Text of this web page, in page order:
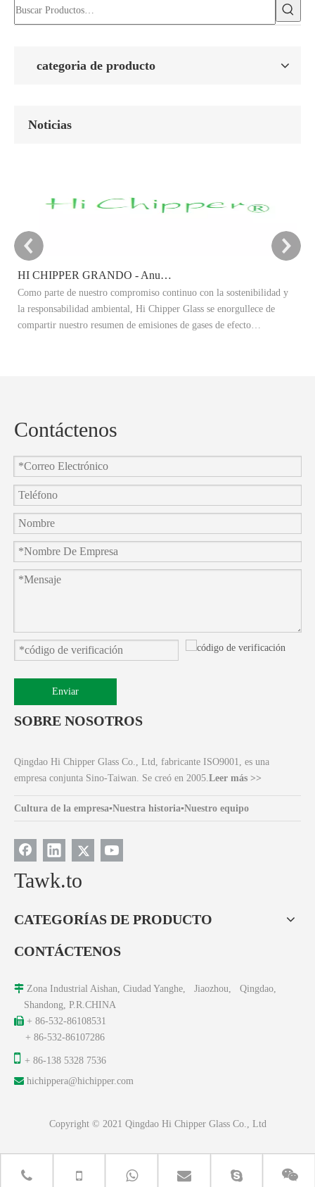
categoria de producto
Noticias
HI CHIPPER GRANDO - Anuncio del objetivo de reducción de carbono 2025
Como parte de nuestro compromiso continuo con la sostenibilidad y
la responsabilidad ambiental, Hi Chipper Glass se enorgullece de
compartir nuestro resumen de emisiones de gases de efecto
Contáctenos
Enviar
SOBRE NOSOTROS
Qingdao Hi Chipper Glass Co., Ltd, fabricante ISO9001, es una
empresa conjunta Sino-Taiwan. Se creó en 2005.Leer más >>
Cultura de la empresa▪Nuestra historia▪Nuestro equipo
Tawk.to
CATEGORÍAS DE PRODUCTO
CONTÁCTENOS
 Zona Industrial Aishan, Ciudad Yanghe, Jiaozhou, Qingdao,
Shandong, P.R.CHINA
 + 86-532-86108531
+ 86-532-86107286
 + 86-138 5328 7536
 hichippera@hichipper.com
Copyright © 2021 Qingdao Hi Chipper Glass Co., Ltd